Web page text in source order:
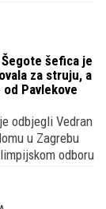
šefica je
za struju, a
od Pavlekove
odbjegli Vedran
u Zagrebu
odboru